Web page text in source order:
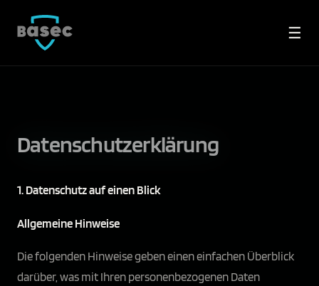
☰
Datenschutzerklärung
1. Datenschutz auf einen Blick
Allgemeine Hinweise
Die folgenden Hinweise geben einen einfachen Überblick
darüber, was mit Ihren personenbezogenen Daten